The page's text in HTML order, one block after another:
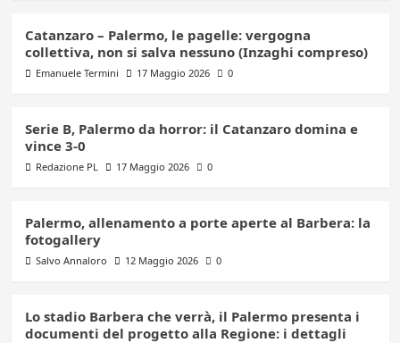
Catanzaro – Palermo, le pagelle: vergogna
collettiva, non si salva nessuno (Inzaghi compreso)
Emanuele Termini 17 Maggio 2026 0
Serie B, Palermo da horror: il Catanzaro domina e
vince 3-0
Redazione PL 17 Maggio 2026 0
Palermo, allenamento a porte aperte al Barbera: la
fotogallery
Salvo Annaloro 12 Maggio 2026 0
Lo stadio Barbera che verrà, il Palermo presenta i
documenti del progetto alla Regione: i dettagli